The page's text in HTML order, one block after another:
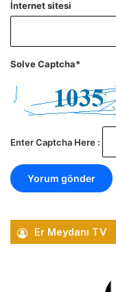
İnternet sitesi
Solve Captcha*
Enter Captcha Here :
Er Meydanı TV